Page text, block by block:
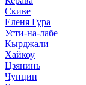
Скиве
Еленя Гура
Усти-на-лабе
Кырджали
Хайкоу
Цзянинь
Чунцин